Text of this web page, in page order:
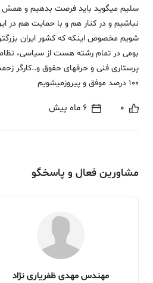
سلیم میگوید باید فرصت بدهیم و همش
نباشیم و در کنار هم و با حمایت هم در
شویم مخصوص اینکه که کشور ایران
بومی در تمام رشته هست از سیاسی،
پرستاری فنی و حرفهای حقوق و..کارگر
100 درصد موفق و پیروزمیشویم
0 6 ماه پیش
مشاورین فعال و پاسخگو
مهندس مهدی ظفریاری نژاد